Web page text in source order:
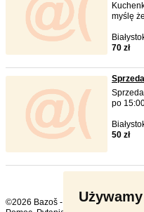
myślę
70 zł
po
50 zł
©2026 Bazoš -
sprzedam,